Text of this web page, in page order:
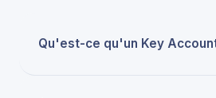
Qu'est-ce qu'un Key